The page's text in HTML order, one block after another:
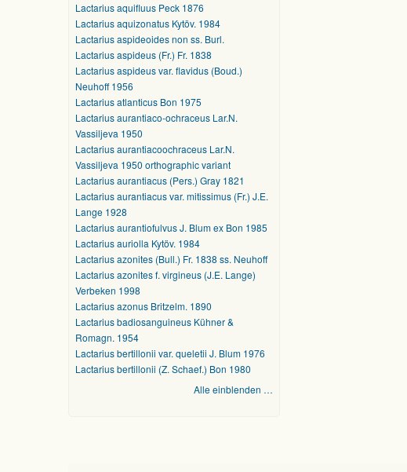
Lactarius aquifluus Peck 1876
Lactarius aquizonatus Kytöv. 1984
Lactarius aspideoides non ss. Burl.
Lactarius aspideus (Fr.) Fr. 1838
Lactarius aspideus var. flavidus (Boud.)
Neuhoff 1956
Lactarius atlanticus Bon 1975
Lactarius aurantiaco-ochraceus Lar.N.
Vassiljeva 1950
Lactarius aurantiacoochraceus Lar.N.
Vassiljeva 1950 orthographic variant
Lactarius aurantiacus (Pers.) Gray 1821
Lactarius aurantiacus var. mitissimus (Fr.) J.E.
Lange 1928
Lactarius aurantiofulvus J. Blum ex Bon 1985
Lactarius auriolla Kytöv. 1984
Lactarius azonites (Bull.) Fr. 1838 ss. Neuhoff
Lactarius azonites f. virgineus (J.E. Lange)
Verbeken 1998
Lactarius azonus Britzelm. 1890
Lactarius badiosanguineus Kühner &
Romagn. 1954
Lactarius bertillonii var. queletii J. Blum 1976
Lactarius bertillonii (Z. Schaef.) Bon 1980
Alle einblenden …